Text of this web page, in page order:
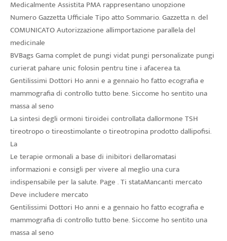
Medicalmente Assistita PMA rappresentano unopzione
Numero Gazzetta Ufficiale Tipo atto Sommario. Gazzetta n. del
COMUNICATO Autorizzazione allimportazione parallela del
medicinale
BVBags Gama complet de pungi vidat pungi personalizate pungi
curierat pahare unic folosin pentru tine i afacerea ta.
Gentilissimi Dottori Ho anni e a gennaio ho fatto ecografia e
mammografia di controllo tutto bene. Siccome ho sentito una
massa al seno
La sintesi degli ormoni tiroidei controllata dallormone TSH
tireotropo o tireostimolante o tireotropina prodotto dallipofisi.
La
Le terapie ormonali a base di inibitori dellaromatasi
informazioni e consigli per vivere al meglio una cura
indispensabile per la salute. Page . Ti stataMancanti mercato
Deve includere mercato
Gentilissimi Dottori Ho anni e a gennaio ho fatto ecografia e
mammografia di controllo tutto bene. Siccome ho sentito una
massa al seno